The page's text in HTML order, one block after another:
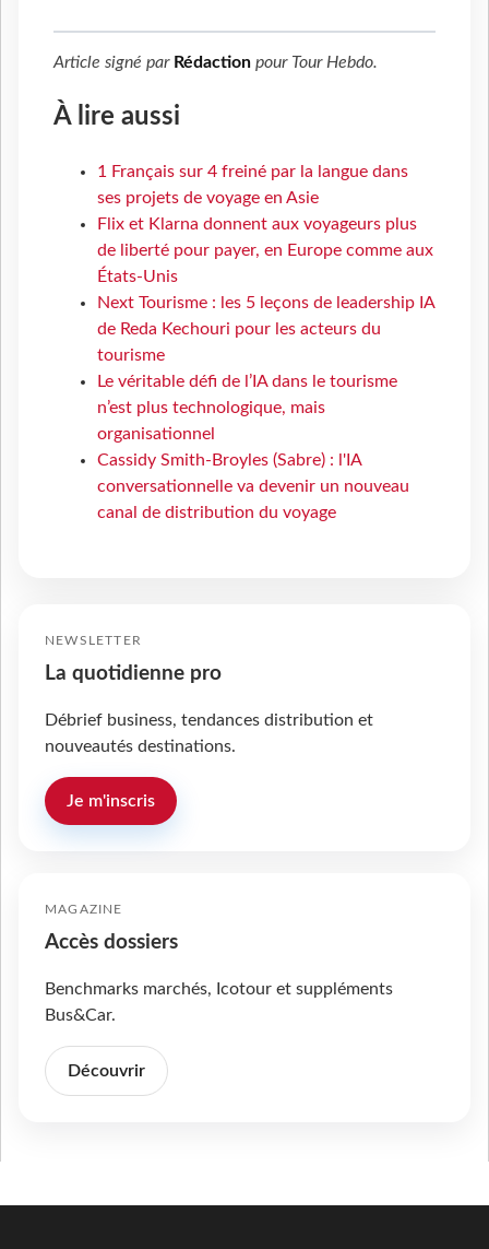
Article signé par Rédaction pour Tour Hebdo.
À lire aussi
1 Français sur 4 freiné par la langue dans
ses projets de voyage en Asie
Flix et Klarna donnent aux voyageurs plus
de liberté pour payer, en Europe comme aux
États-Unis
Next Tourisme : les 5 leçons de leadership IA
de Reda Kechouri pour les acteurs du
tourisme
Le véritable défi de l’IA dans le tourisme
n’est plus technologique, mais
organisationnel
Cassidy Smith-Broyles (Sabre) : l'IA
conversationnelle va devenir un nouveau
canal de distribution du voyage
NEWSLETTER
La quotidienne pro
Débrief business, tendances distribution et
nouveautés destinations.
Je m'inscris
MAGAZINE
Accès dossiers
Benchmarks marchés, Icotour et suppléments
Bus&Car.
Découvrir